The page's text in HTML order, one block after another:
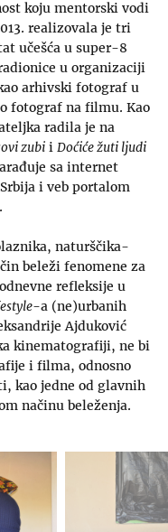
koju mentorski vodi
realizovala je tri
učešća u super-8
u organizaciji
arhivski fotograf u
fotograf na filmu. Kao
radila je na
zubii Doćiće žuti ljudi
sa internet
i veb portalom
naturščika-
beleži fenomene za
refleksije u
-a (ne)urbanih
Ajduković
kinematografiji, ne bi
i filma, odnosno
kao jedne od glavnih
načinu beleženja.